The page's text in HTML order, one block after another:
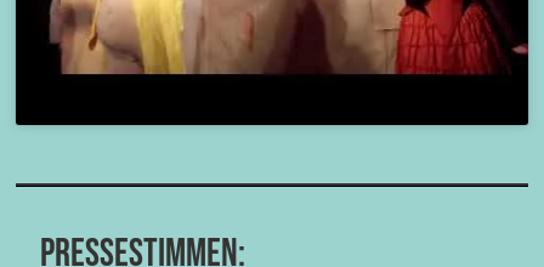
Pressestimmen: